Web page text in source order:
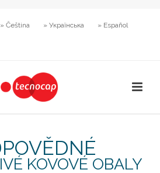
» Čeština » Українська » Español